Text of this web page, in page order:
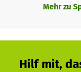
Mehr zu
Hilf mit,